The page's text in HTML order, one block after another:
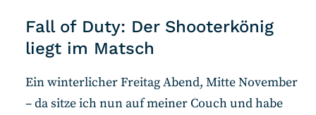
Fall of Duty: Der Shooterkönig
liegt im Matsch
Ein winterlicher Freitag Abend, Mitte November
– da sitze ich nun auf meiner Couch und habe